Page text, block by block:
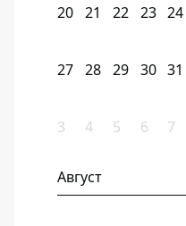
20 21 22 23 24
27 28 29 30 31
3 4 5 6 7
Август